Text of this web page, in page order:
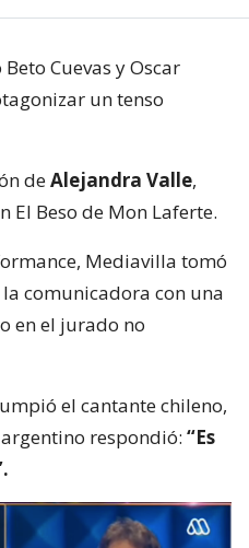
Cuevas y Oscar
un tenso
deAlejandra Valle,
Beso de Mon Laferte.
Mediavilla tomó
comunicadora con una
en el jurado no
el cantante chileno,
respondió: “Es